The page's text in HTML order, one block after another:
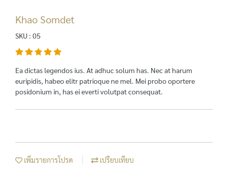
Khao Somdet
SKU : 05
Ea dictas legendos ius. At adhuc solum has. Nec at harum
euripidis, habeo elitr patrioque ne mel. Mei probo oportere
posidonium in, has ei everti volutpat consequat.
เพิ่มรายการโปรด เปรียบเทียบ